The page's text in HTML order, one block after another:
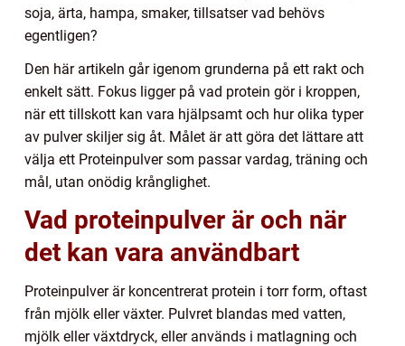
soja, ärta, hampa, smaker, tillsatser vad behövs
egentligen?
Den här artikeln går igenom grunderna på ett rakt och
enkelt sätt. Fokus ligger på vad protein gör i kroppen,
när ett tillskott kan vara hjälpsamt och hur olika typer
av pulver skiljer sig åt. Målet är att göra det lättare att
välja ett Proteinpulver som passar vardag, träning och
mål, utan onödig krånglighet.
Vad proteinpulver är och när
det kan vara användbart
Proteinpulver är koncentrerat protein i torr form, oftast
från mjölk eller växter. Pulvret blandas med vatten,
mjölk eller växtdryck, eller används i matlagning och